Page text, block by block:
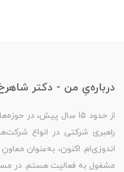
درباره‌یِ من - دکتر
از حدود 15 سال پیش،
راهبری شرکتی در انواع
اندوزی‌ام. اکنون، به‌عنوان
مشغول به فعالیت هستم. در